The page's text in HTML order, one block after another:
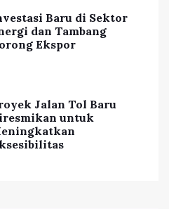
Baru di Sektor
dan Tambang
Ekspor
Jalan Tol Baru
untuk